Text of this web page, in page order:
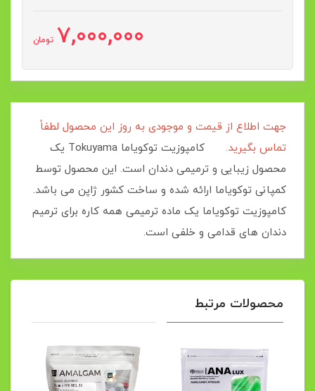
7,000,000 تومان
جهت اطلاع از قیمت و موجودی به روز این محصول لطفاً
تماس بگیرید.
کامپوزیت توکویاما Tokuyama یک
محصول زیبایی و ترمیمی دندان است. این محصول توسط
کمپانی توکویاما ارائه شده و ساخت کشور ژاپن می باشد.
کامپوزیت توکویاما یک ماده ترمیمی همه کاره برای ترمیم
دندان های قدامی و خلفی است.
محصولات مرتبط